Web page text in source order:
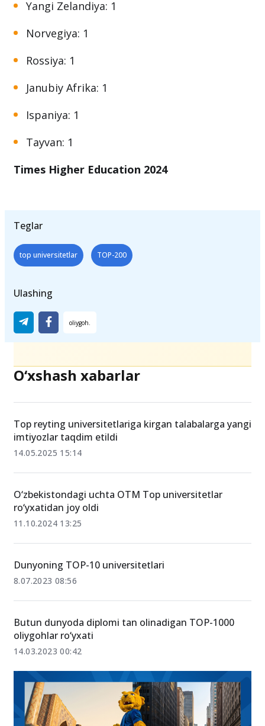
Yangi Zelandiya: 1
Norvegiya: 1
Rossiya: 1
Janubiy Afrika: 1
Ispaniya: 1
Tayvan: 1
Times Higher Education 2024
Teglar
top universitetlar TOP-200
Ulashing
O‘xshash xabarlar
Top reyting universitetlariga kirgan talabalarga yangi
imtiyozlar taqdim etildi
14.05.2025 15:14
O‘zbekistondagi uchta OTM Top universitetlar
ro‘yxatidan joy oldi
11.10.2024 13:25
Dunyoning TOP-10 universitetlari
8.07.2023 08:56
Butun dunyoda diplomi tan olinadigan TOP-1000
oliygohlar ro‘yxati
14.03.2023 00:42